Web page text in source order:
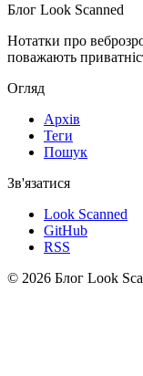
Блог Look Scanned
Нотатки про
поважають
Огляд
Архів
Теги
Пошук
Зв'язатися
Look Scanned
GitHub
RSS
© 2026 Блог Look